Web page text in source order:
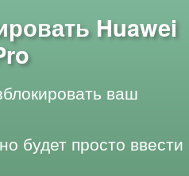
Huawei
ваш
будет просто ввести